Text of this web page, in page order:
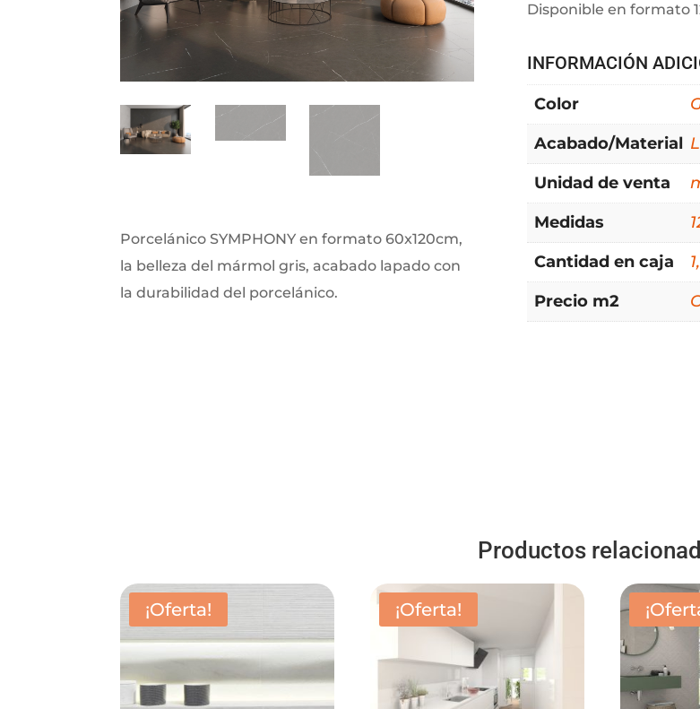
Porcelánico SYMPHONY en formato 60x120cm,
la belleza del mármol gris, acabado lapado con
la durabilidad del porcelánico.
Disponible en formato
INFORMACIÓN
Color
Acabado/Material
Unidad de venta
Medidas
Cantidad en caja
Precio m2
Productos
¡Oferta! ¡Oferta!